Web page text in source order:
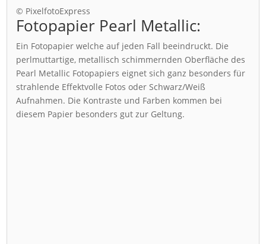
© PixelfotoExpress
Fotopapier Pearl Metallic:
Ein Fotopapier welche auf jeden Fall beeindruckt. Die
perlmuttartige, metallisch schimmernden Oberfläche des
Pearl Metallic Fotopapiers eignet sich ganz besonders für
strahlende Effektvolle Fotos oder Schwarz/Weiß
Aufnahmen. Die Kontraste und Farben kommen bei
diesem Papier besonders gut zur Geltung.